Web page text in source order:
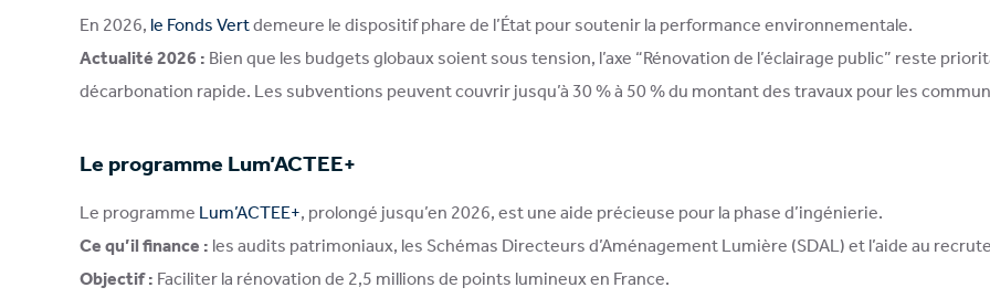
En 2026,le Fonds Vertdemeure le dispositif phare de l’État pour soutenir la performance environnementale.
Actualité 2026 :Bien que les budgets globaux soient sous tension, l’axe “Rénovation de l’éclairage public” reste
décarbonation rapide. Les subventions peuvent couvrir jusqu’à 30 % à 50 % du montant des travaux pour les
Le programme Lum’ACTEE+
Le programmeLum’ACTEE+, prolongé jusqu’en 2026, est une aide précieuse pour la phase d’ingénierie.
Ce qu’il finance :les audits patrimoniaux, les Schémas Directeurs d’Aménagement Lumière (SDAL) et l’aide au
Objectif :Faciliter la rénovation de 2,5 millions de points lumineux en France.